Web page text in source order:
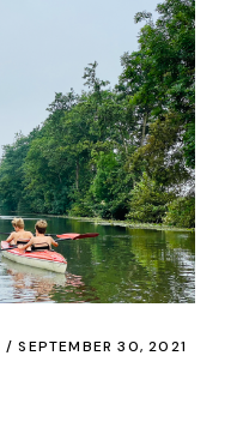
SEPTEMBER 30, 2021